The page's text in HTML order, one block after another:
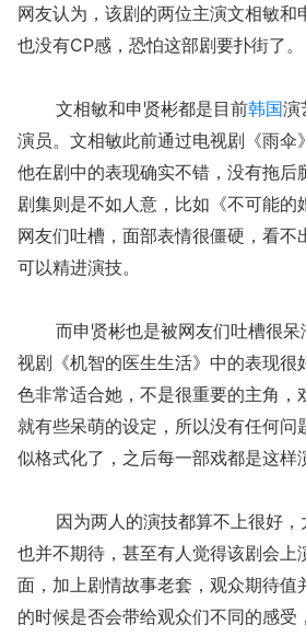
网友认为，该剧的两位主演文相敏和
也没有CP感，恐怕这部剧要扑街了。
文相敏和申贤彬都是目前韩国演
演员。文相敏此前通过电视剧《雨伞
他在剧中的表现确实不错，没有拖后
剧集则是不如人意，比如《不可能的
网友们吐槽，面部表情很僵硬，看不
可以精进演技。
而申贤彬也是被网友们吐槽很呆
视剧《机智的医生生活》中的表现很
色非常适合她，不是很重要的主角，
就有些呆萌的设定，所以没有任何问
似格式化了，之后每一部戏都是这样
因为两人的演技都算不上很好，
也并不期待，甚至有人觉得该剧会上
面，加上剧情故事老套，观众期待值
的时候是否会带给观众们不同的感受